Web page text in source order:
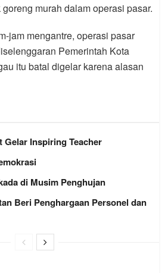
murah dalam operasi pasar.
jam mengantre, operasi pasar
Pemerintah Kota
itu batal digelar karena alasan
Gelar Inspiring Teacher
di Musim Penghujan
Beri Penghargaan Personel dan